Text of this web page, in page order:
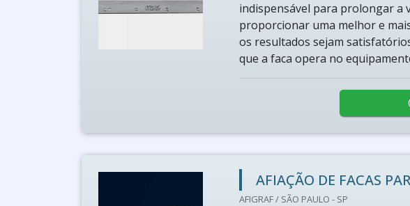
indispensável para prolongar a
proporcionar uma melhor e
os resultados sejam
que a faca opera no
AFIAÇÃO DE FACAS
AFIGRAF / SÃO PAULO - SP